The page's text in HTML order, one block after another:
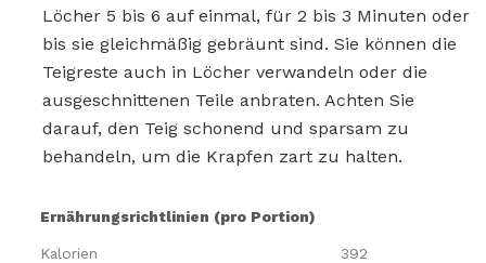
Löcher 5 bis 6 auf einmal, für 2 bis 3 Minuten oder
bis sie gleichmäßig gebräunt sind. Sie können die
Teigreste auch in Löcher verwandeln oder die
ausgeschnittenen Teile anbraten. Achten Sie
darauf, den Teig schonend und sparsam zu
behandeln, um die Krapfen zart zu halten.
Ernährungsrichtlinien (pro Portion)
Kalorien 392